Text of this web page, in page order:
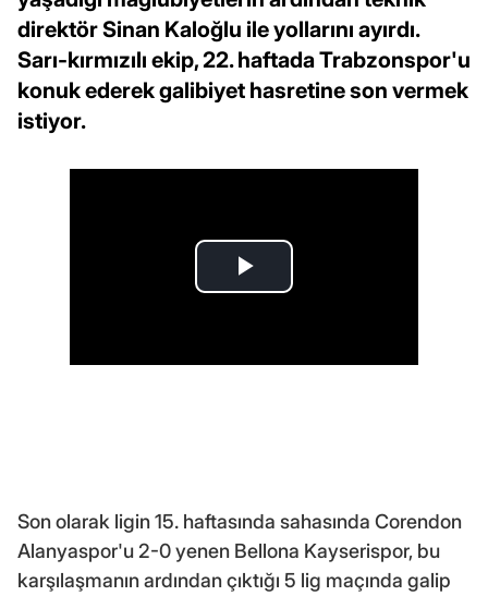
direktör Sinan Kaloğlu ile yollarını ayırdı.
Sarı-kırmızılı ekip, 22. haftada Trabzonspor'u
konuk ederek galibiyet hasretine son vermek
istiyor.
Son olarak ligin 15. haftasında sahasında Corendon
Alanyaspor'u 2-0 yenen Bellona Kayserispor, bu
karşılaşmanın ardından çıktığı 5 lig maçında galip